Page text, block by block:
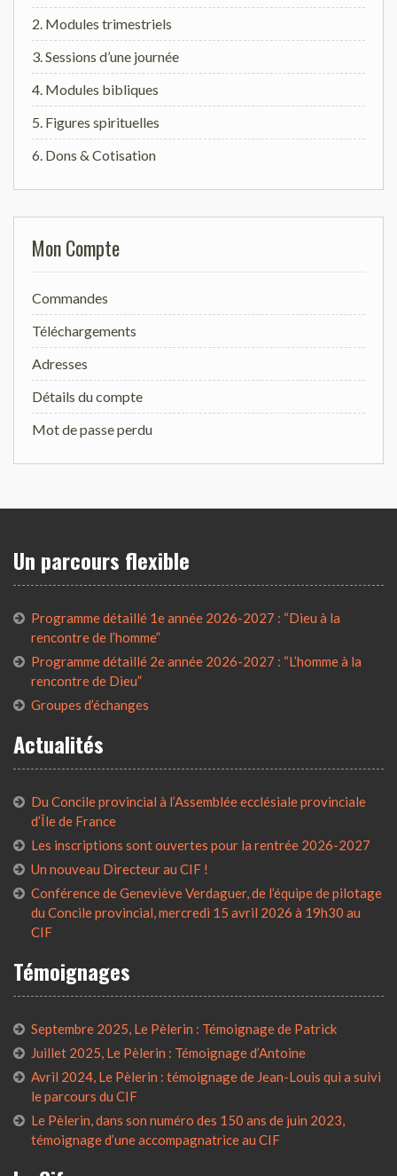
2. Modules trimestriels
3. Sessions d’une journée
4. Modules bibliques
5. Figures spirituelles
6. Dons & Cotisation
Mon Compte
Commandes
Téléchargements
Adresses
Détails du compte
Mot de passe perdu
Un parcours flexible
Programme détaillé 1e année 2026-2027 : “Dieu à la
rencontre de l’homme”
Programme détaillé 2e année 2026-2027 : “L’homme à la
rencontre de Dieu”
Groupes d’échanges
Actualités
Du Concile provincial à l’Assemblée ecclésiale provinciale
d’Île de France
Les inscriptions sont ouvertes pour la rentrée 2026-2027
Un nouveau Directeur au CIF !
Conférence de Geneviève Verdaguer, de l’équipe de pilotage
du Concile provincial, mercredi 15 avril 2026 à 19h30 au
CIF
Témoignages
Septembre 2025, Le Pèlerin : Témoignage de Patrick
Juillet 2025, Le Pèlerin : Témoignage d’Antoine
Avril 2024, Le Pèlerin : témoignage de Jean-Louis qui a suivi
le parcours du CIF
Le Pèlerin, dans son numéro des 150 ans de juin 2023,
témoignage d’une accompagnatrice au CIF